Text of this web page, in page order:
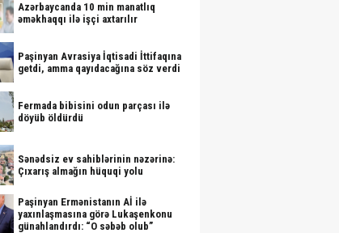
Azərbaycanda 10 min manatlıq
əməkhaqqı ilə işçi axtarılır
Paşinyan Avrasiya İqtisadi İttifaqına
getdi, amma qayıdacağına söz verdi
Fermada bibisini odun parçası ilə
döyüb öldürdü
Sənədsiz ev sahiblərinin nəzərinə:
Çıxarış almağın hüquqi yolu
Paşinyan Ermənistanın Aİ ilə
yaxınlaşmasına görə Lukaşenkonu
günahlandırdı: “O səbəb olub”